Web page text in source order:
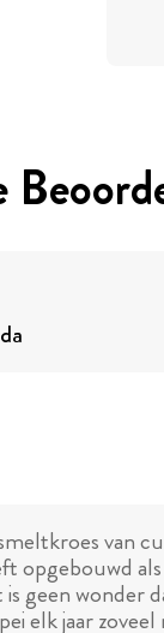
van
opgebouwd
geen wonder
elk jaar